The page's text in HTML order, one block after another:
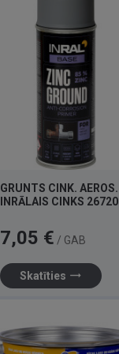
GRUNTS CINK. AEROS.
INRĀLAIS CINKS 26720
Cena
7,05 € / GAB
Skatīties trending_flat